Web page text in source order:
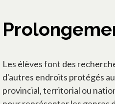
Les élèves font des
d'autres endroits protégés
provincial, territorial ou